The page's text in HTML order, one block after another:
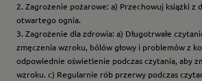
2. Zagrożenie pożarowe: a) Przechowuj książki z
otwartego ognia.
3. Zagrożenie dla zdrowia: a) Długotrwałe
zmęczenia wzroku, bólów głowy i problemów z
odpowiednie oświetlenie podczas czytania, aby
wzroku. c) Regularnie rób przerwy podczas